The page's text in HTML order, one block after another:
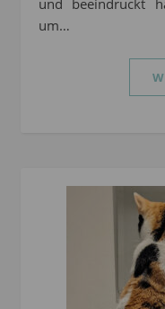
und beeindruckt
um…